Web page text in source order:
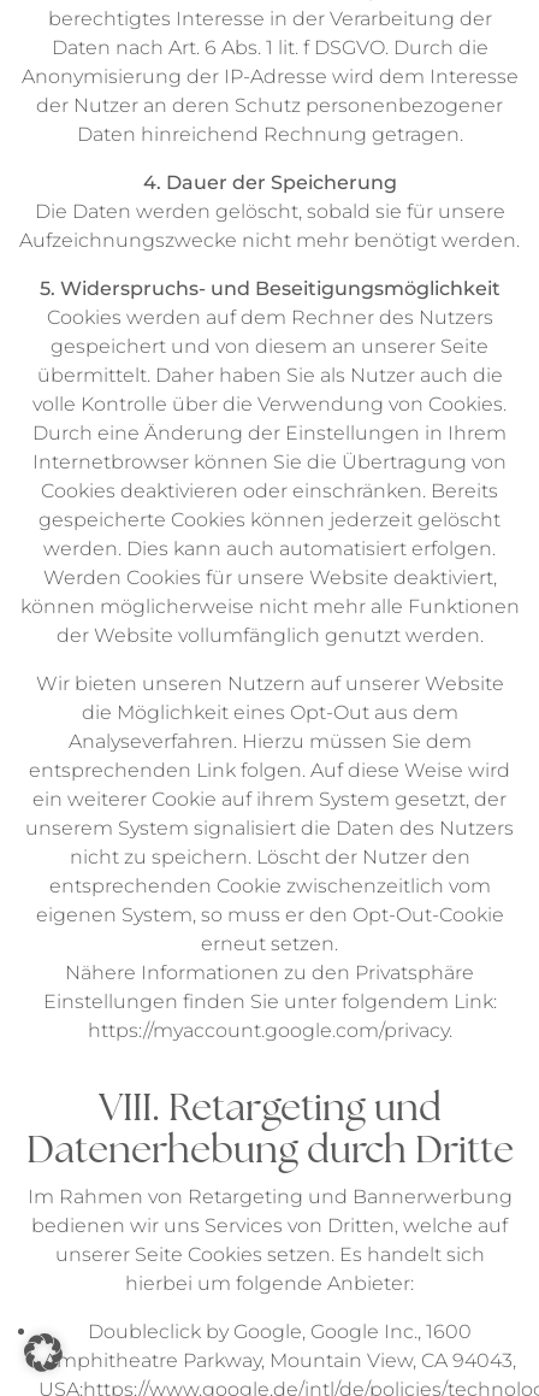
berechtigtes Interesse in der Verarbeitung der
Daten nach Art. 6 Abs. 1 lit. f DSGVO. Durch die
Anonymisierung der IP-Adresse wird dem Interesse
der Nutzer an deren Schutz personenbezogener
Daten hinreichend Rechnung getragen.
4. Dauer der Speicherung
Die Daten werden gelöscht, sobald sie für unsere
Aufzeichnungszwecke nicht mehr benötigt werden.
5. Widerspruchs- und Beseitigungsmöglichkeit
Cookies werden auf dem Rechner des Nutzers
gespeichert und von diesem an unserer Seite
übermittelt. Daher haben Sie als Nutzer auch die
volle Kontrolle über die Verwendung von Cookies.
Durch eine Änderung der Einstellungen in Ihrem
Internetbrowser können Sie die Übertragung von
Cookies deaktivieren oder einschränken. Bereits
gespeicherte Cookies können jederzeit gelöscht
werden. Dies kann auch automatisiert erfolgen.
Werden Cookies für unsere Website deaktiviert,
können möglicherweise nicht mehr alle Funktionen
der Website vollumfänglich genutzt werden.
Wir bieten unseren Nutzern auf unserer Website
die Möglichkeit eines Opt-Out aus dem
Analyseverfahren. Hierzu müssen Sie dem
entsprechenden Link folgen. Auf diese Weise wird
ein weiterer Cookie auf ihrem System gesetzt, der
unserem System signalisiert die Daten des Nutzers
nicht zu speichern. Löscht der Nutzer den
entsprechenden Cookie zwischenzeitlich vom
eigenen System, so muss er den Opt-Out-Cookie
erneut setzen.
Nähere Informationen zu den Privatsphäre
Einstellungen finden Sie unter folgendem Link:
https://myaccount.google.com/privacy.
VIII. Retargeting und
Datenerhebung durch Dritte
Im Rahmen von Retargeting und Bannerwerbung
bedienen wir uns Services von Dritten, welche auf
unserer Seite Cookies setzen. Es handelt sich
hierbei um folgende Anbieter:
Doubleclick by Google, Google Inc., 1600
Amphitheatre Parkway, Mountain View, CA 94043,
USA;https://www.google.de/intl/de/policies/